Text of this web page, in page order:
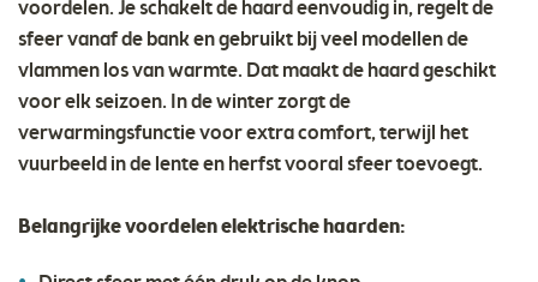
voordelen. Je schakelt de haard eenvoudig in, regelt de
sfeer vanaf de bank en gebruikt bij veel modellen de
vlammen los van warmte. Dat maakt de haard geschikt
voor elk seizoen. In de winter zorgt de
verwarmingsfunctie voor extra comfort, terwijl het
vuurbeeld in de lente en herfst vooral sfeer toevoegt.
Belangrijke voordelen elektrische haarden: